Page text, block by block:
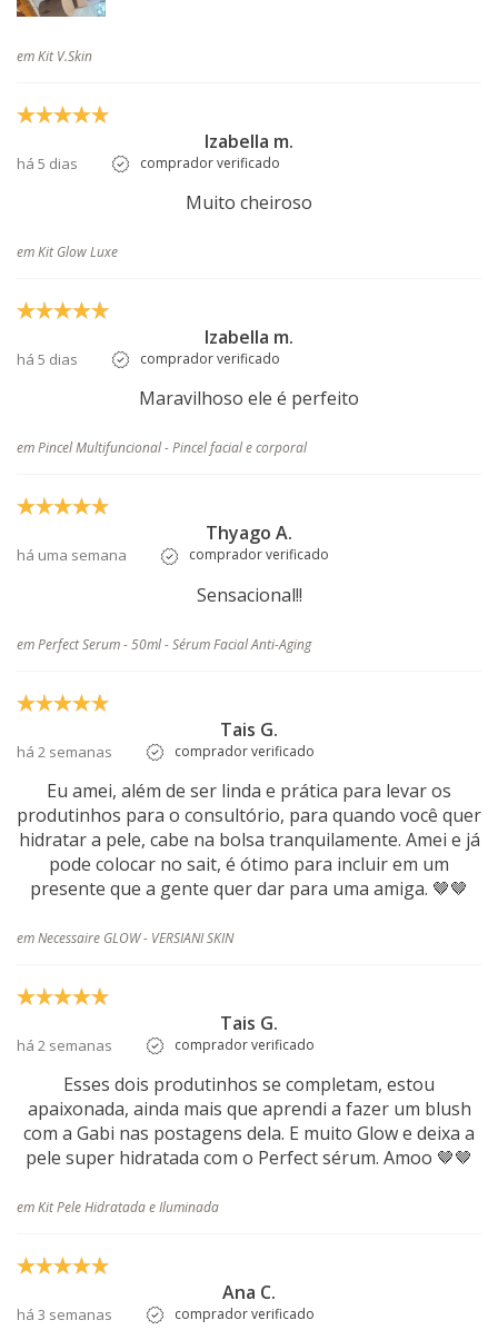
em Kit V.Skin
Izabella m.
há 5 dias comprador verificado
Muito cheiroso
em Kit Glow Luxe
Izabella m.
há 5 dias comprador verificado
Maravilhoso ele é perfeito
em Pincel Multifuncional - Pincel facial e corporal
Thyago A.
há uma semana comprador verificado
Sensacional!!
em Perfect Serum - 50ml - Sérum Facial Anti-Aging
Tais G.
há 2 semanas comprador verificado
Eu amei, além de ser linda e prática para levar os
produtinhos para o consultório, para quando você quer
hidratar a pele, cabe na bolsa tranquilamente. Amei e já
pode colocar no sait, é ótimo para incluir em um
presente que a gente quer dar para uma amiga. 🤎🤎
em Necessaire GLOW - VERSIANI SKIN
Tais G.
há 2 semanas comprador verificado
Esses dois produtinhos se completam, estou
apaixonada, ainda mais que aprendi a fazer um blush
com a Gabi nas postagens dela. E muito Glow e deixa a
pele super hidratada com o Perfect sérum. Amoo 🤎🤎
em Kit Pele Hidratada e Iluminada
Ana C.
há 3 semanas comprador verificado